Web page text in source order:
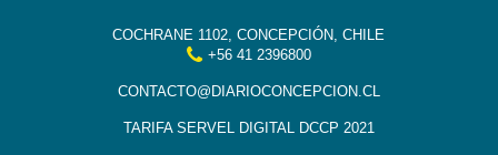
COCHRANE 1102, CONCEPCIÓN, CHILE
+56 41 2396800
CONTACTO@DIARIOCONCEPCION.CL
TARIFA SERVEL DIGITAL DCCP 2021